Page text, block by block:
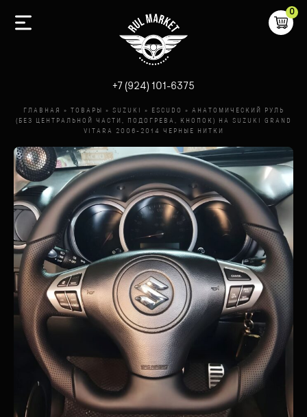
+7 (924) 101-6375
0
ГЛАВНАЯ » ТОВАРЫ » SUZUKI » ESCUDO »
АНАТОМИЧЕСКИЙ РУЛЬ
(БЕЗ ЦЕНТРАЛЬНОЙ ЧАСТИ, ПОДОГРЕВА, КНОПОК) НА SUZUKI GRAND
VITARA 2006-2014 ЧЕРНЫЕ НИТКИ